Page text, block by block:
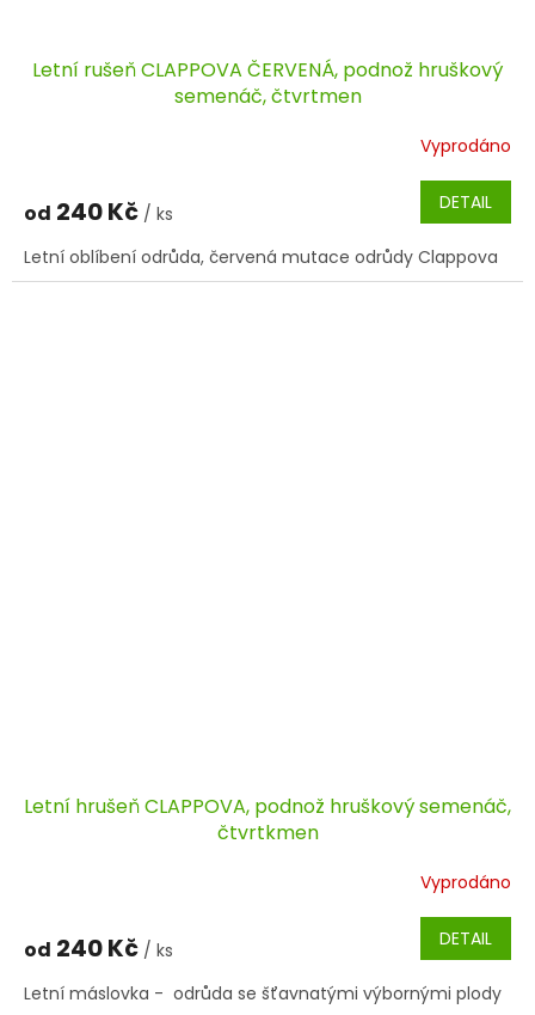
Letní rušeň CLAPPOVA ČERVENÁ, podnož hruškový
semenáč, čtvrtmen
Vyprodáno
od 240 Kč / ks DETAIL
Letní oblíbení odrůda, červená mutace odrůdy Clappova
Letní hrušeň CLAPPOVA, podnož hruškový semenáč,
čtvrtkmen
Vyprodáno
od 240 Kč / ks DETAIL
Letní máslovka - odrůda se šťavnatými výbornými plody